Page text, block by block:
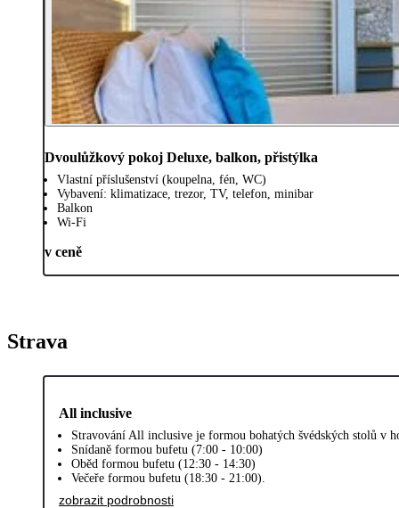
Dvoulůžkový pokoj Deluxe, balkon, přistýlka
Vlastní příslušenství (koupelna, fén, WC)
Vybavení: klimatizace, trezor, TV, telefon, minibar
Balkon
Wi-Fi
v ceně
Strava
All inclusive
Stravování All inclusive je formou bohatých švédských stolů v
Snídaně formou bufetu (7:00 - 10:00)
Oběd formou bufetu (12:30 - 14:30)
Večeře formou bufetu (18:30 - 21:00).
zobrazit podrobnosti